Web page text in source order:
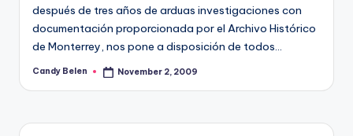
después de tres años de arduas investigaciones con
documentación proporcionada por el Archivo Histórico
de Monterrey, nos pone a disposición de todos…
Posted
Candy Belen November 2, 2009